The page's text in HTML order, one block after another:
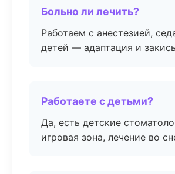
Больно ли лечить?
Работаем с анестезией,
детей — адаптация и
Работаете с детьми?
Да, есть детские
игровая зона, лечение во